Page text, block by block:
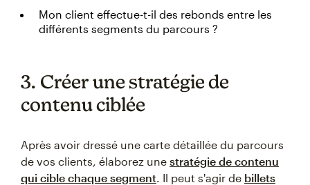
Mon client effectue-t-il des rebonds entre les
différents segments du parcours ?
3. Créer une stratégie de
contenu ciblée
Après avoir dressé une carte détaillée du parcours
de vos clients, élaborez une stratégie de contenu
qui cible chaque segment . Il peut s'agir de billets